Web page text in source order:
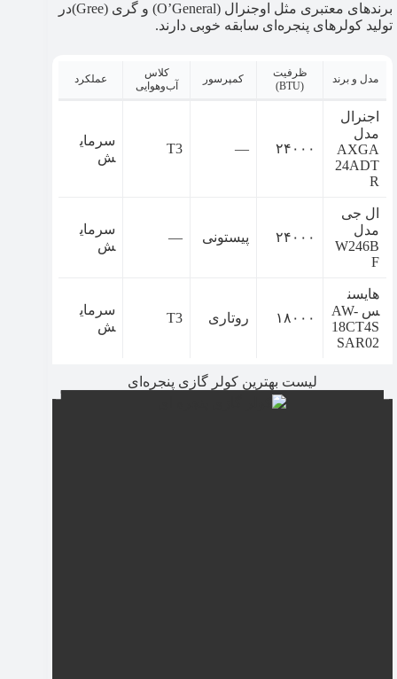
برندهای معتبری مثل اوجنرال (O’General) و گری (Gree)در
تولید کولرهای پنجره‌ای سابقه خوبی دارند.
مدل و برند
ظرفیت
(BTU)
کمپرسور
کلاس
آب‌وهوایی
عملکرد
اجنرال
مدل
AXGA
24ADT
R
۲۴۰۰۰ —
T3
سرمای
ش
ال جی
مدل
W246B
F
۲۴۰۰۰ پیستونی —
سرمای
ش
هایسن
س AW-
18CT4S
SAR02
۱۸۰۰۰ روتاری T3
سرمای
ش
لیست بهترین کولر گازی پنجره‌ای